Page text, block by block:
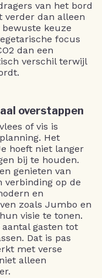
van het bord
verder dan alleen
keuze
focus
dan een
verschil terwijl
overstappen
of vis is
Het
hoeft niet langer
bij te houden.
genieten van
verbinding op de
en
zoals Jumbo en
visie te tonen.
gasten tot
Dat is pas
met verse
alleen